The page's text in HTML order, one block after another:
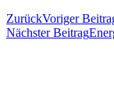
ZurückVoriger
Nächster Beitrag